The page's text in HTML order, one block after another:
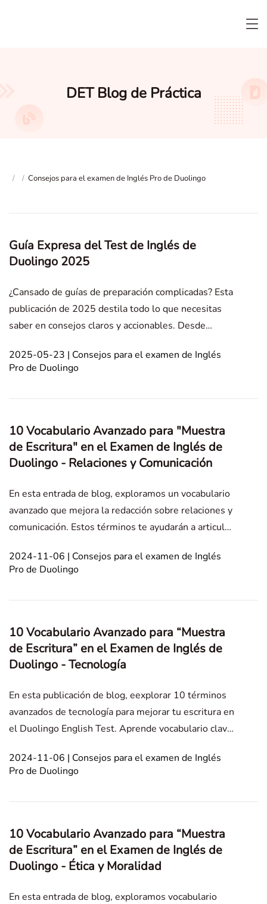
DET Blog de Práctica
/ / Consejos para el examen de Inglés Pro de Duolingo
Guía Expresa del Test de Inglés de
Duolingo 2025
¿Cansado de guías de preparación complicadas? Esta
publicación de 2025 destila todo lo que necesitas
saber en consejos claros y accionables. Desde
obtener puntajes, este es tu atajo para superar la
Prueba de Inglés de Duolingo con facilidad. In this a
2025-05-23 | Consejos para el examen de Inglés
Pro de Duolingo
10 Vocabulario Avanzado para "Muestra
de Escritura" en el Examen de Inglés de
Duolingo - Relaciones y Comunicación
En esta entrada de blog, exploramos un vocabulario
avanzado que mejora la redacción sobre relaciones y
comunicación. Estos términos te ayudarán a articular
más profunda de las dinámicas interpersonales.
2024-11-06 | Consejos para el examen de Inglés
Pro de Duolingo
10 Vocabulario Avanzado para “Muestra
de Escritura” en el Examen de Inglés de
Duolingo - Tecnología
En esta publicación de blog, eexplorar 10 términos
avanzados de tecnología para mejorar tu escritura en
el Duolingo English Test. Aprende vocabulario clave
complejas de manera efectiva en tus ensayos.
2024-11-06 | Consejos para el examen de Inglés
Pro de Duolingo
10 Vocabulario Avanzado para “Muestra
de Escritura” en el Examen de Inglés de
Duolingo - Ética y Moralidad
En esta entrada de blog, exploramos vocabulario